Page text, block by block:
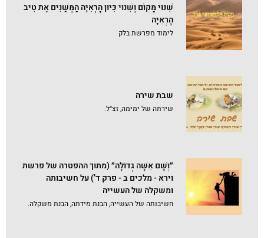
שִׁנּוּי מָּקוֹם וְשִׁנּוּי כִּיּוּן הָרְאִיָּה הַמְּשַׁנִּים אֶת טִיב
הָרְאִיָּה
לימוד מפרשת בלק
שבת שירה
שירתה של ימימה, זצ״ל.
״וְשָׁם אִשָּׁה גְדוֹלָה״ (מתוך ההפטרה של פרשת
וירא - מלכים ב - פרק ד’) על חשיבותה
ומשקלה של העשייה
חשיבותה של העשייה, הבנת מידתה, הבנת משקלה.